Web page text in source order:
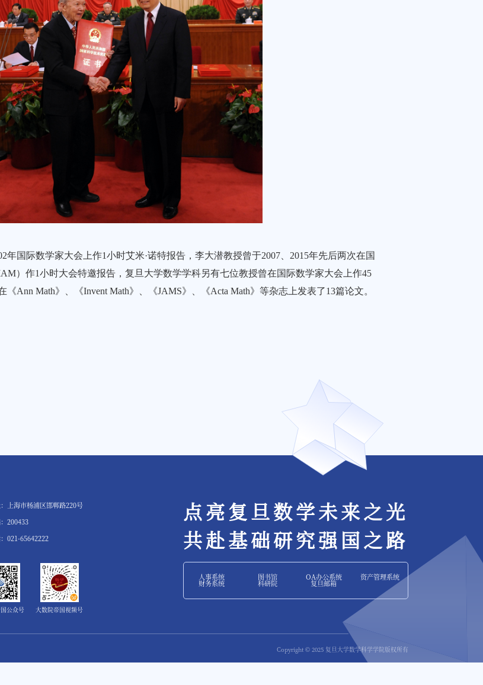
年国际数学家大会上作1小时艾米·诺特报告，李大潜教授曾于2007、2015年先后两次在国
）作1小时大会特邀报告，复旦大学数学学科另有七位教授曾在国际数学家大会上作45
Ann Math》、《Invent Math》、《JAMS》、《Acta Math》等杂志上发表了13篇论文。
上海市杨浦区邯郸路220号
200433
021-65642222
公众号 大数院帝国视频号
点亮复旦数学未来之光
共赴基础研究强国之路
人事系统 图书馆 OA办公系统 资产管理系统
财务系统 科研院 复旦邮箱
Copyright © 2025 复旦大学数学科学学院版权所有